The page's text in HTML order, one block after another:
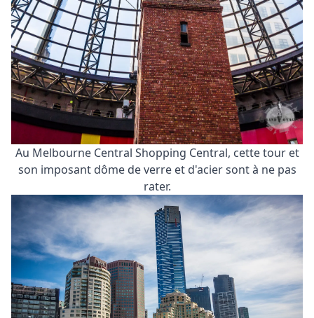
Au Melbourne Central Shopping Central, cette tour et
son imposant dôme de verre et d'acier sont à ne pas
rater.